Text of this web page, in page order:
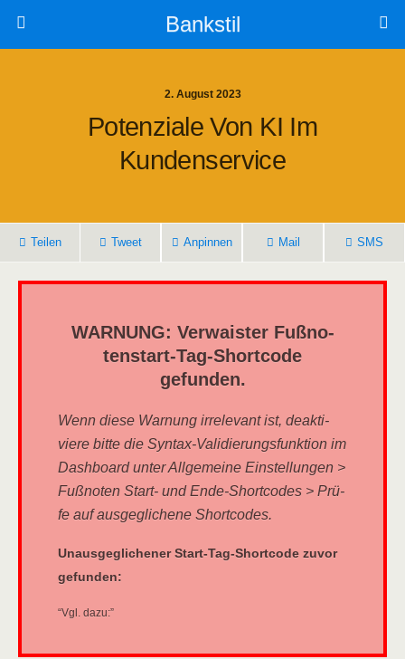
Bankstil
2. August 2023
Poten­zia­le Von KI Im
Kundenservice
Tei­len Tweet Anpin­nen Mail SMS
WARNUNG: Ver­wais­ter Fuß­no­
ten­start-Tag-Short­code
gefunden.
Wenn die­se War­nung irrele­vant ist, deak­ti­
vie­re bit­te die Syn­tax-Vali­die­rungs­funk­ti­on im
Dash­board unter All­ge­mei­ne Ein­stel­lun­gen >
Fuß­no­ten Start- und Ende-Short­codes > Prü­
fe auf aus­ge­gli­che­ne Shortcodes.
Unaus­ge­gli­che­ner Start-Tag-Short­code zuvor
gefunden:
“Vgl. dazu:”